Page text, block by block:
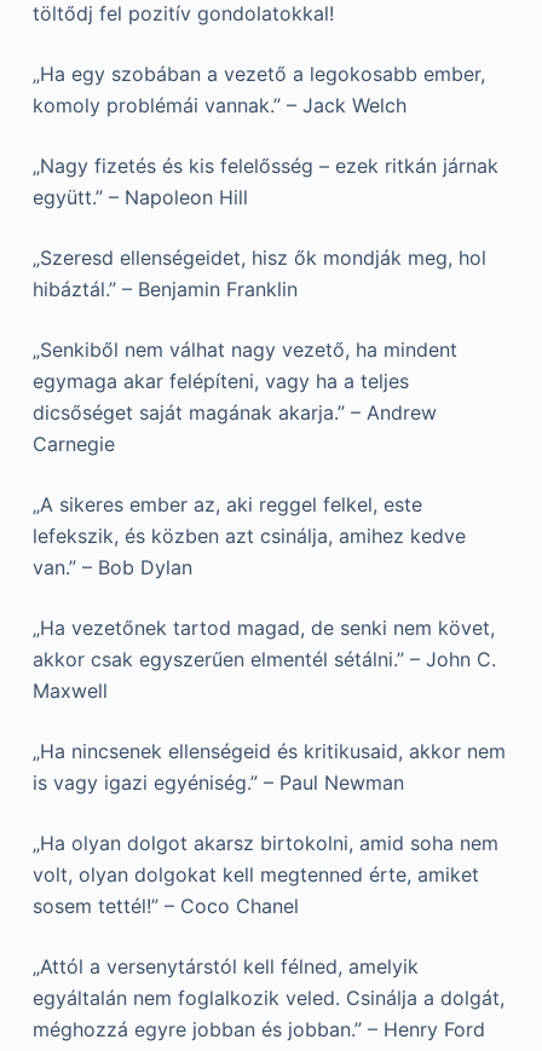
töltődj fel pozitív gondolatokkal!
„Ha egy szobában a vezető a legokosabb ember,
komoly problémái vannak.” – Jack Welch
„Nagy fizetés és kis felelősség – ezek ritkán járnak
együtt.” – Napoleon Hill
„Szeresd ellenségeidet, hisz ők mondják meg, hol
hibáztál.” – Benjamin Franklin
„Senkiből nem válhat nagy vezető, ha mindent
egymaga akar felépíteni, vagy ha a teljes
dicsőséget saját magának akarja.” – Andrew
Carnegie
„A sikeres ember az, aki reggel felkel, este
lefekszik, és közben azt csinálja, amihez kedve
van.” – Bob Dylan
„Ha vezetőnek tartod magad, de senki nem követ,
akkor csak egyszerűen elmentél sétálni.” – John C.
Maxwell
„Ha nincsenek ellenségeid és kritikusaid, akkor nem
is vagy igazi egyéniség.” – Paul Newman
„Ha olyan dolgot akarsz birtokolni, amid soha nem
volt, olyan dolgokat kell megtenned érte, amiket
sosem tettél!” – Coco Chanel
„Attól a versenytárstól kell félned, amelyik
egyáltalán nem foglalkozik veled. Csinálja a dolgát,
méghozzá egyre jobban és jobban.” – Henry Ford